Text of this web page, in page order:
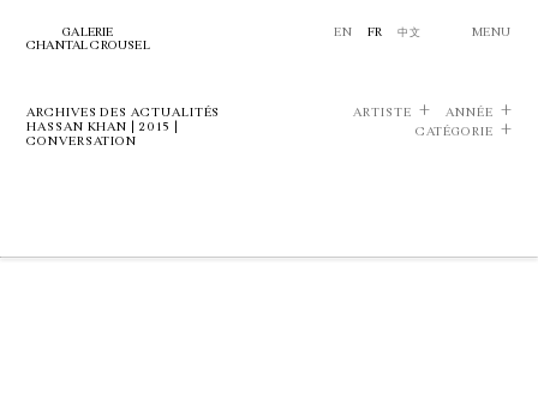
GALERIE
CHANTAL CROUSEL
EN FR 中文 MENU
ARCHIVES DES ACTUALITÉS
HASSAN KHAN | 2015 |
CONVERSATION
ARTISTE
ANNÉE
CATÉGORIE